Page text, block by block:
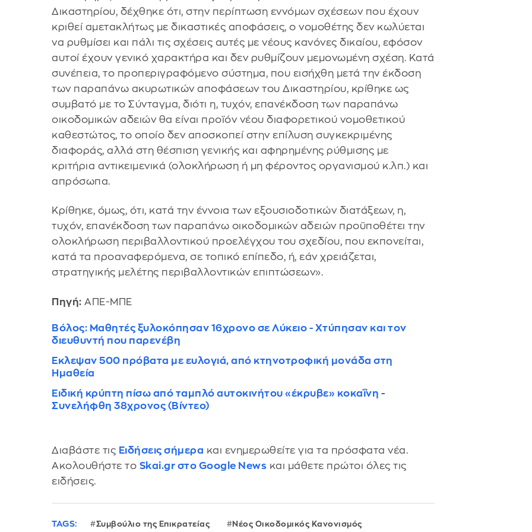
Δικαστηρίου, δέχθηκε ότι, στην περίπτωση εννόμων σχέσεων που έχουν
κριθεί αμετακλήτως με δικαστικές αποφάσεις, ο νομοθέτης δεν κωλύεται
να ρυθμίσει και πάλι τις σχέσεις αυτές με νέους κανόνες δικαίου, εφόσον
αυτοί έχουν γενικό χαρακτήρα και δεν ρυθμίζουν μεμονωμένη σχέση. Κατά
συνέπεια, το προπεριγραφόμενο σύστημα, που εισήχθη μετά την έκδοση
των παραπάνω ακυρωτικών αποφάσεων του Δικαστηρίου, κρίθηκε ως
συμβατό με το Σύνταγμα, διότι η, τυχόν, επανέκδοση των παραπάνω
οικοδομικών αδειών θα είναι προϊόν νέου διαφορετικού νομοθετικού
καθεστώτος, το οποίο δεν αποσκοπεί στην επίλυση συγκεκριμένης
διαφοράς, αλλά στη θέσπιση γενικής και αφηρημένης ρύθμισης με
κριτήρια αντικειμενικά (ολοκλήρωση ή μη φέροντος οργανισμού κ.λπ.) και
απρόσωπα.
Κρίθηκε, όμως, ότι, κατά την έννοια των εξουσιοδοτικών διατάξεων, η,
τυχόν, επανέκδοση των παραπάνω οικοδομικών αδειών προϋποθέτει την
ολοκλήρωση περιβαλλοντικού προελέγχου του σχεδίου, που εκπονείται,
κατά τα προαναφερόμενα, σε τοπικό επίπεδο, ή, εάν χρειάζεται,
στρατηγικής μελέτης περιβαλλοντικών επιπτώσεων».
Πηγή: ΑΠΕ-ΜΠΕ
Βόλος: Μαθητές ξυλοκόπησαν 16χρονο σε Λύκειο - Χτύπησαν και τον
διευθυντή που παρενέβη
Εκλεψαν 500 πρόβατα με ευλογιά, από κτηνοτροφική μονάδα στη
Ημαθεία
Ειδική κρύπτη πίσω από ταμπλό αυτοκινήτου «έκρυβε» κοκαΐνη -
Συνελήφθη 38χρονος (Βίντεο)
Διαβάστε τις Ειδήσεις σήμερα και ενημερωθείτε για τα πρόσφατα νέα.
Ακολουθήστε το Skai.gr στο Google News και μάθετε πρώτοι όλες τις
ειδήσεις.
TAGS: Συμβούλιο της Επικρατείας Νέος Οικοδομικός Κανονισμός